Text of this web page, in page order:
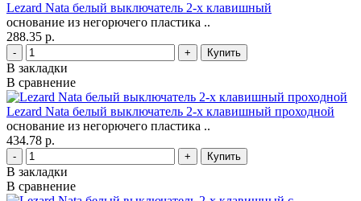
Lezard Nata белый выключатель 2-х клавишный
основание из негорючего пластика ..
288.35 р.
- +
В закладки
В сравнение
Lezard Nata белый выключатель 2-х клавишный проходной
основание из негорючего пластика ..
434.78 р.
- +
В закладки
В сравнение